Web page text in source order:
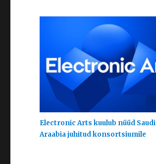
Electronic Arts kuulub nüüd Saudi
Araabia juhitud konsortsiumile